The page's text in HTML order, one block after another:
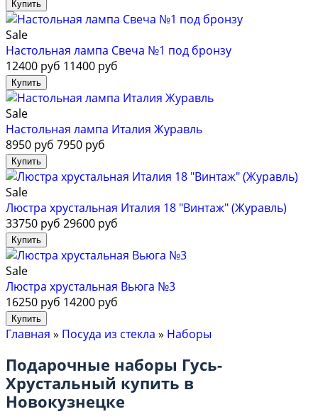
Sale
Настольная лампа Свеча №1 под бронзу
12400 руб 11400 руб
Sale
Настольная лампа Италия Журавль
8950 руб 7950 руб
Sale
Люстра хрустальная Италия 18 "Винтаж" (Журавль)
33750 руб 29600 руб
Sale
Люстра хрустальная Вьюга №3
16250 руб 14200 руб
Главная » Посуда из стекла » Наборы
Подарочные наборы Гусь-
Хрустальный купить в
Новокузнецке